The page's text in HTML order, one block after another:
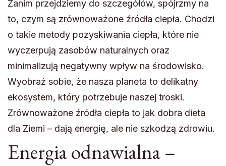
Zanim przejdziemy do szczegółów, spójrzmy na
to, czym są zrównoważone źródła ciepła. Chodzi
o takie metody pozyskiwania ciepła, które nie
wyczerpują zasobów naturalnych oraz
minimalizują negatywny wpływ na środowisko.
Wyobraź sobie, że nasza planeta to delikatny
ekosystem, który potrzebuje naszej troski.
Zrównoważone źródła ciepła to jak dobra dieta
dla Ziemi – dają energię, ale nie szkodzą zdrowiu.
Energia odnawialna –